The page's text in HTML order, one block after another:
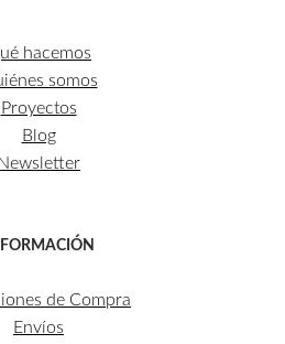
hacemos
somos
Proyectos
Blog
de Compra
Envíos